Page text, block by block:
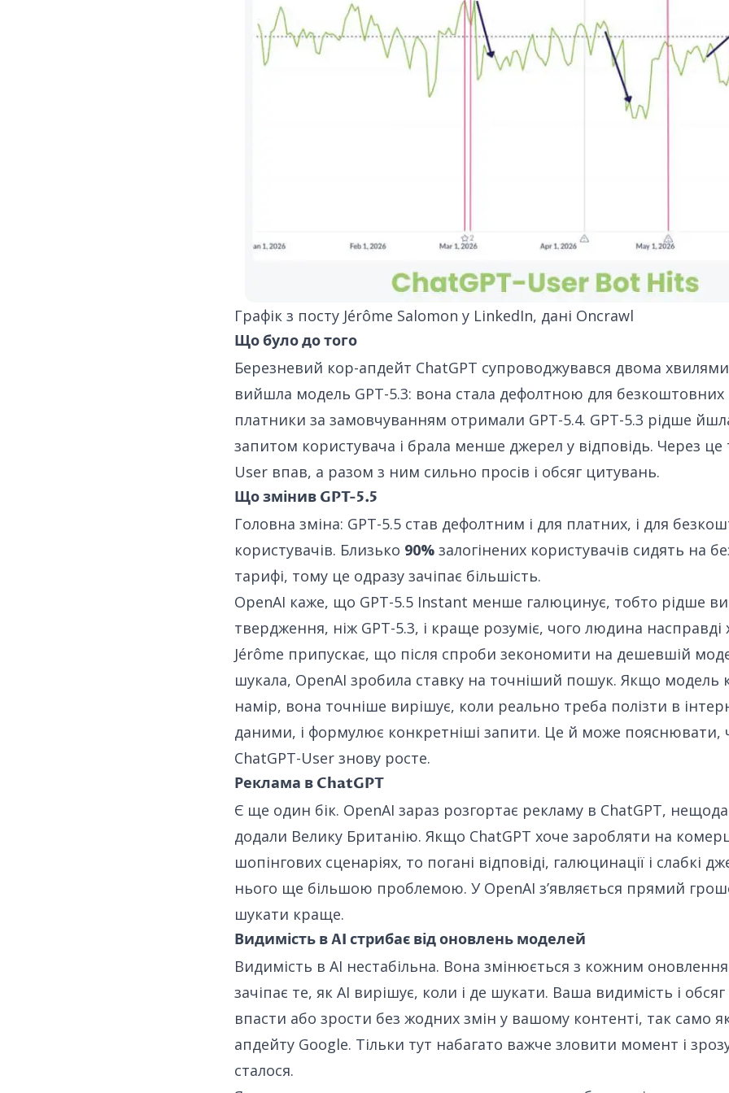
Графік з посту Jérôme Salomon у LinkedIn, дані Oncrawl
Що було до того
Березневий кор-апдейт ChatGPT супроводжувався двома хвилями
вийшла модель GPT-5.3: вона стала дефолтною для безкоштовних
платники за замовчуванням отримали GPT-5.4. GPT-5.3 рідше
запитом користувача і брала менше джерел у відповідь. Через це
User впав, а разом з ним сильно просів і обсяг цитувань.
Що змінив GPT-5.5
Головна зміна: GPT-5.5 став дефолтним і для платних, і для
користувачів. Близько 90% залогінених користувачів сидять на
тарифі, тому це одразу зачіпає більшість.
OpenAI каже, що GPT-5.5 Instant менше галюцинує, тобто рідше
твердження, ніж GPT-5.3, і краще розуміє, чого людина насправді
Jérôme припускає, що після спроби зекономити на дешевшій
шукала, OpenAI зробила ставку на точніший пошук. Якщо модель
намір, вона точніше вирішує, коли реально треба полізти в
даними, і формулює конкретніші запити. Це й може пояснювати,
ChatGPT-User знову росте.
Реклама в ChatGPT
Є ще один бік. OpenAI зараз розгортає рекламу в ChatGPT,
додали Велику Британію. Якщо ChatGPT хоче заробляти на
шопінгових сценаріях, то погані відповіді, галюцинації і слабкі
нього ще більшою проблемою. У OpenAI зʼявляється прямий
шукати краще.
Видимість в AI стрибає від оновлень моделей
Видимість в AI нестабільна. Вона змінюється з кожним
зачіпає те, як AI вирішує, коли і де шукати. Ваша видимість і
впасти або зрости без жодних змін у вашому контенті, так само
апдейту Google. Тільки тут набагато важче зловити момент і
сталося.